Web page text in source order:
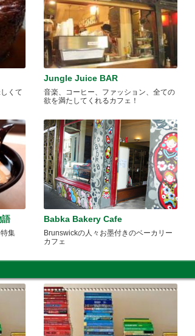
くて
Jungle Juice BAR
音楽、コーヒー、ファッション、全ての
欲を満たしてくれるカフェ！
語
集
Babka Bakery Cafe
Brunswickの人々お墨付きのベーカリー
カフェ